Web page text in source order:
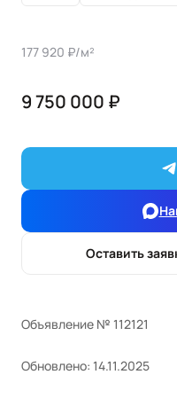
177 920 ₽/м²
9 750 000 ₽
Оставить
Объявление № 112121
Обновлено: 14.11.2025